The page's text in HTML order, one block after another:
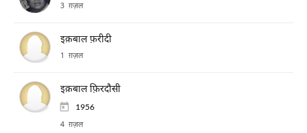
3 ग़ज़ल
इक़बाल फ़रीदी
1 ग़ज़ल
इक़बाल फ़िरदौसी
1956
4 ग़ज़ल